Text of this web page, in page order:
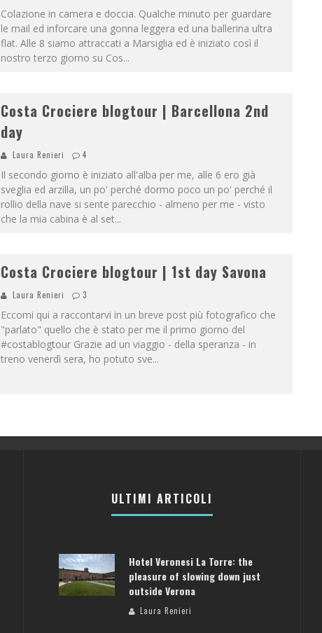
Colazione in camera e doccia. Qualche minuto per guardare
le mail ed inforcare una gonna leggera ed una ballerina ultra
flat. Alle 8 siamo attraccati a Marsiglia ed è iniziato così il
nostro terzo giorno su Cos...
Costa Crociere blogtour | Barcellona 2nd
day
Laura Renieri 4
Il secondo giorno è iniziato all'alba per me, alle 6 ero già
sveglia ed arzilla, un po' perché dormo poco un po' perché il
rollio della nave si sente parecchio - almeno per me - visto
che la mia cabina è al set...
Costa Crociere blogtour | 1st day Savona
Laura Renieri 3
Eccomi qui a raccontarvi in un breve post più fotografico che
"parlato" quello che è stato per me il primo giorno del
#costablogtour Grazie ad un viaggio - della speranza - in
treno venerdì sera, ho potuto sve...
ULTIMI ARTICOLI
Hotel Veronesi La Torre: the
pleasure of slowing down just
outside Verona
Laura Renieri